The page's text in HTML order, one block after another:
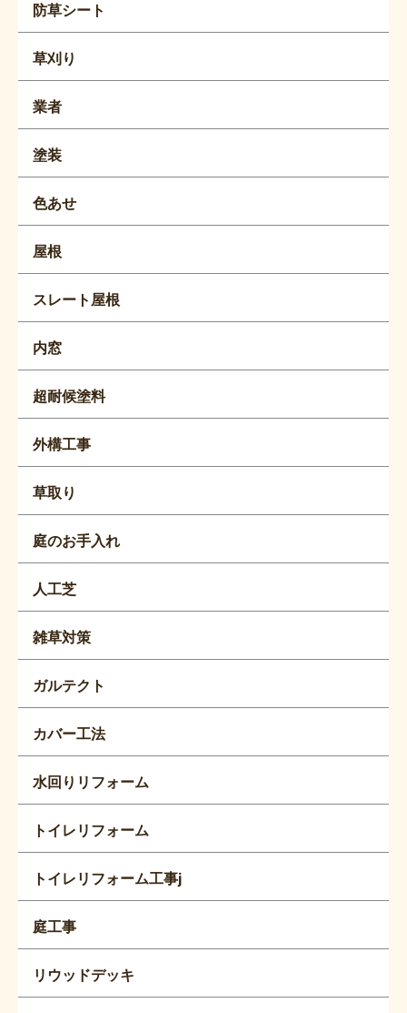
防草シート
草刈り
業者
塗装
色あせ
屋根
スレート屋根
内窓
超耐候塗料
外構工事
草取り
庭のお手入れ
人工芝
雑草対策
ガルテクト
カバー工法
水回りリフォーム
トイレリフォーム
トイレリフォーム工事j
庭工事
リウッドデッキ